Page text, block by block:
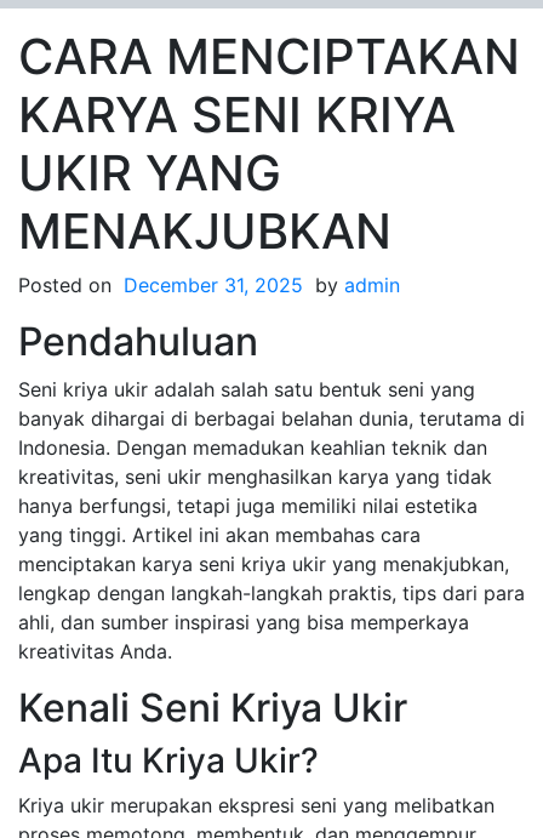
CARA MENCIPTAKAN
KARYA SENI KRIYA
UKIR YANG
MENAKJUBKAN
Posted on December 31, 2025 by admin
Pendahuluan
Seni kriya ukir adalah salah satu bentuk seni yang
banyak dihargai di berbagai belahan dunia, terutama di
Indonesia. Dengan memadukan keahlian teknik dan
kreativitas, seni ukir menghasilkan karya yang tidak
hanya berfungsi, tetapi juga memiliki nilai estetika
yang tinggi. Artikel ini akan membahas cara
menciptakan karya seni kriya ukir yang menakjubkan,
lengkap dengan langkah-langkah praktis, tips dari para
ahli, dan sumber inspirasi yang bisa memperkaya
kreativitas Anda.
Kenali Seni Kriya Ukir
Apa Itu Kriya Ukir?
Kriya ukir merupakan ekspresi seni yang melibatkan